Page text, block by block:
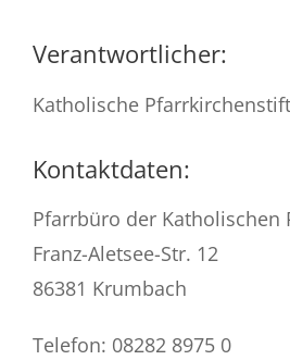
Kontakt
Verantwortlicher:
Katholische
Kontaktdaten:
Pfarrbüro der
Franz-Aletsee-Str. 12
86381 Krumbach
Telefon: 08282 8975 0